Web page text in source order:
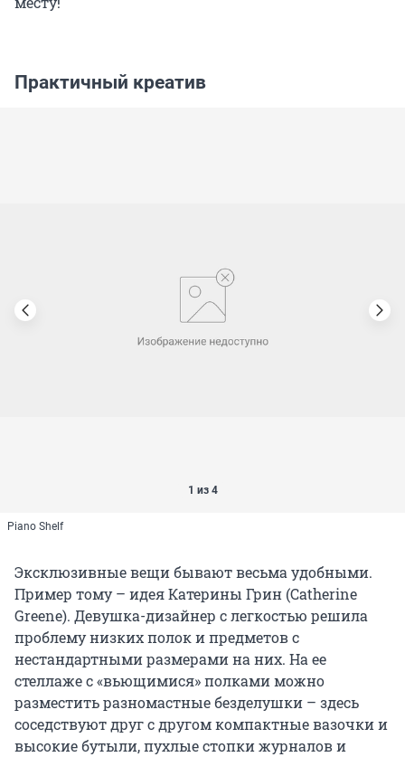
Практичный креатив
1 из 4
Piano Shelf
Эксклюзивные вещи бывают весьма удобными.
Пример тому – идея Катерины Грин (Catherine
Greene). Девушка-дизайнер с легкостью решила
проблему низких полок и предметов с
нестандартными размерами на них. На ее
стеллаже с «вьющимися» полками можно
разместить разномастные безделушки – здесь
соседствуют друг с другом компактные вазочки и
высокие бутыли, пухлые стопки журналов и